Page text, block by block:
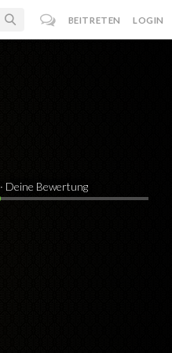
BEITRETEN LOGIN
· Deine Bewertung